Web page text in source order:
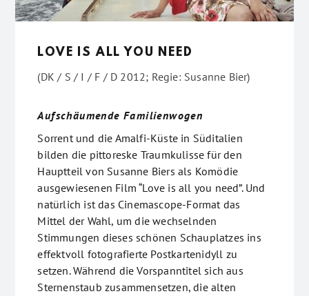
LOVE IS ALL YOU NEED
(DK / S / I / F / D 2012; Regie: Susanne Bier)
Aufschäumende Familienwogen
Sorrent und die Amalfi-Küste in Süditalien
bilden die pittoreske Traumkulisse für den
Hauptteil von Susanne Biers als Komödie
ausgewiesenen Film “Love is all you need”. Und
natürlich ist das Cinemascope-Format das
Mittel der Wahl, um die wechselnden
Stimmungen dieses schönen Schauplatzes ins
effektvoll fotografierte Postkartenidyll zu
setzen. Während die Vorspanntitel sich aus
Sternenstaub zusammensetzen, die alten